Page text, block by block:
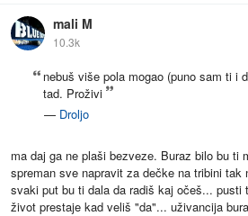
mali M
10.3k
nebuš više pola mogao (puno sam ti i
tad. Proživi
— Droljo
ma daj ga ne plaši bezveze. Buraz bilo bu ti
spreman sve napravit za dečke na tribini tak
svaki put bu ti dala da radiš kaj očeš... pusti
život prestaje kad veliš "da"... uživancija